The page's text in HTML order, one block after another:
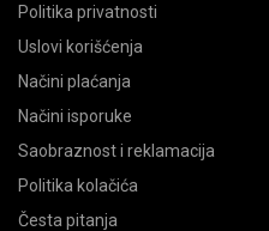
Politika privatnosti
Uslovi korišćenja
Načini plaćanja
Načini isporuke
Saobraznost i reklamacija
Politika kolačića
Česta pitanja